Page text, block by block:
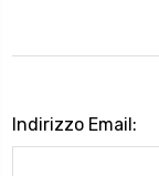
Indirizzo Email: